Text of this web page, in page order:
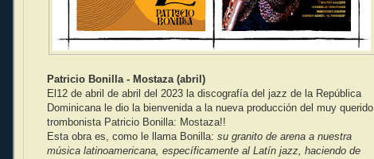
Patricio Bonilla - Mostaza (abril)
El12 de abril de abril del 2023 la discografía del jazz de la República
Dominicana le dio la bienvenida a la nueva producción del muy querido
trombonista Patricio Bonilla: Mostaza!!
Esta obra es, como le llama Bonilla: su granito de arena a nuestra
música latinoamericana, específicamente al Latín jazz, haciendo de